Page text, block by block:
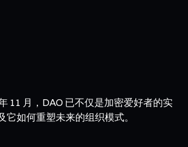
11 月，DAO 已不仅是加密爱好者的实
如何重塑未来的组织模式。